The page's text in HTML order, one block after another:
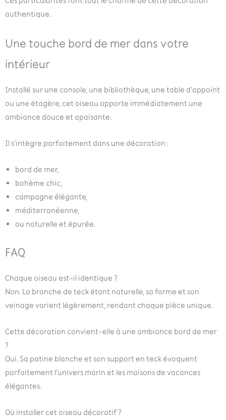
authentique.
Une touche bord de mer dans votre
intérieur
Installé sur une console, une bibliothèque, une table d’appoint
ou une étagère, cet oiseau apporte immédiatement une
ambiance douce et apaisante.
Il s’intègre parfaitement dans une décoration :
bord de mer,
bohème chic,
campagne élégante,
méditerranéenne,
ou naturelle et épurée.
FAQ
Chaque oiseau est-il identique ?
Non. La branche de teck étant naturelle, sa forme et son
veinage varient légèrement, rendant chaque pièce unique.
Cette décoration convient-elle à une ambiance bord de mer
?
Oui. Sa patine blanche et son support en teck évoquent
parfaitement l’univers marin et les maisons de vacances
élégantes.
Où installer cet oiseau décoratif ?